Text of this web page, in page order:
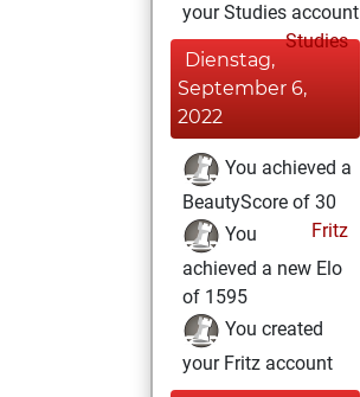
your Studies account
Studies
Dienstag,
September 6,
2022
You achieved a
BeautyScore of 30
Fritz
You
achieved a new Elo
of 1595
You created
your Fritz account